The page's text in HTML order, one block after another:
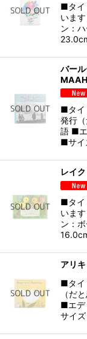
■タイ
いま
ン：
バー
■タイ
発行
語 ■エ
■サイ
レイ
■タイ
いま
ン：
アリ
■タイ
（だ
■エデ
サイ